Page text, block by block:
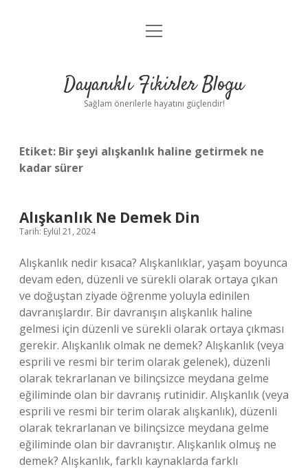
Anasayfa
Yasal Uyarı
menüyü
Dayanıklı Fikirler Blogu
Sağlam önerilerle hayatını güçlendir!
Etiket: Bir şeyi alışkanlık haline getirmek ne
kadar sürer
Alışkanlık Ne Demek Din
Tarih: Eylül 21, 2024
Alışkanlık nedir kısaca? Alışkanlıklar, yaşam boyunca
devam eden, düzenli ve sürekli olarak ortaya çıkan
ve doğuştan ziyade öğrenme yoluyla edinilen
davranışlardır. Bir davranışın alışkanlık haline
gelmesi için düzenli ve sürekli olarak ortaya çıkması
gerekir. Alışkanlık olmak ne demek? Alışkanlık (veya
esprili ve resmi bir terim olarak gelenek), düzenli
olarak tekrarlanan ve bilinçsizce meydana gelme
eğiliminde olan bir davranış rutinidir. Alışkanlık (veya
esprili ve resmi bir terim olarak alışkanlık), düzenli
olarak tekrarlanan ve bilinçsizce meydana gelme
eğiliminde olan bir davranıştır. Alışkanlık olmuş ne
demek? Alışkanlık, farklı kaynaklarda farklı